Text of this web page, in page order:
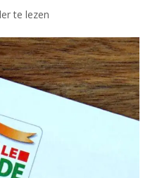
te lezen